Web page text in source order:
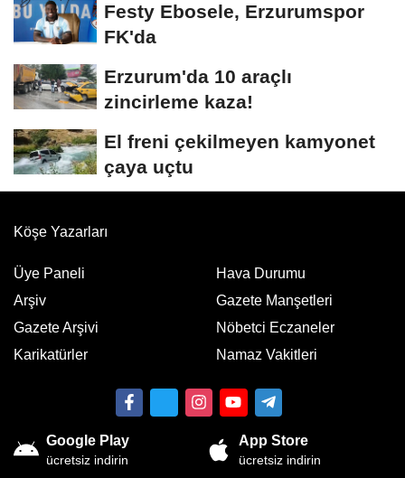
Festy Ebosele, Erzurumspor
FK'da
Erzurum'da 10 araçlı
zincirleme kaza!
El freni çekilmeyen kamyonet
çaya uçtu
Köşe Yazarları
Üye Paneli
Arşiv
Gazete Arşivi
Karikatürler
Hava Durumu
Gazete Manşetleri
Nöbetci Eczaneler
Namaz Vakitleri
Google Play
ücretsiz indirin
App Store
ücretsiz indirin